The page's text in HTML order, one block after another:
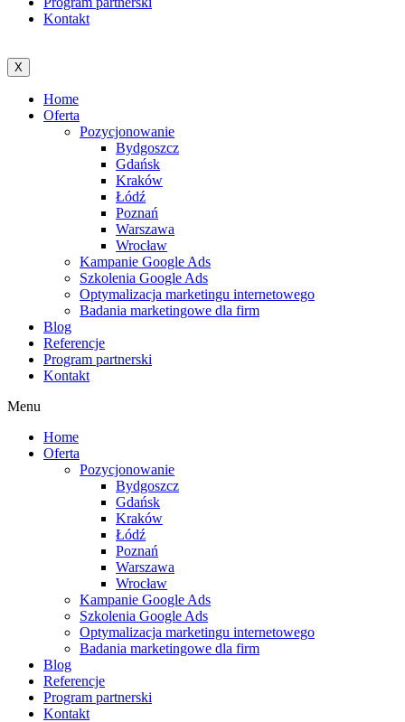
Kontakt
X
Home
Oferta
Pozycjonowanie
Bydgoszcz
Gdańsk
Kraków
Łódź
Poznań
Warszawa
Wrocław
Kampanie Google Ads
Szkolenia Google Ads
Optymalizacja marketingu internetowego
Badania marketingowe dla firm
Blog
Referencje
Program partnerski
Kontakt
Menu
Home
Oferta
Pozycjonowanie
Bydgoszcz
Gdańsk
Kraków
Łódź
Poznań
Warszawa
Wrocław
Kampanie Google Ads
Szkolenia Google Ads
Optymalizacja marketingu internetowego
Badania marketingowe dla firm
Blog
Referencje
Program partnerski
Kontakt